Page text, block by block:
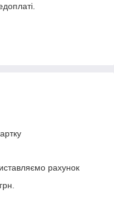
рахунок